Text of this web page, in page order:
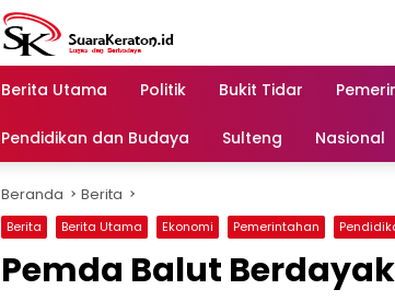
Berita Utama Politik Bukit Tidar
Pendidikan dan Budaya Sulteng Nasional
Beranda Berita
Berita Berita Utama Ekonomi Pemerintahan
Pemda Balut